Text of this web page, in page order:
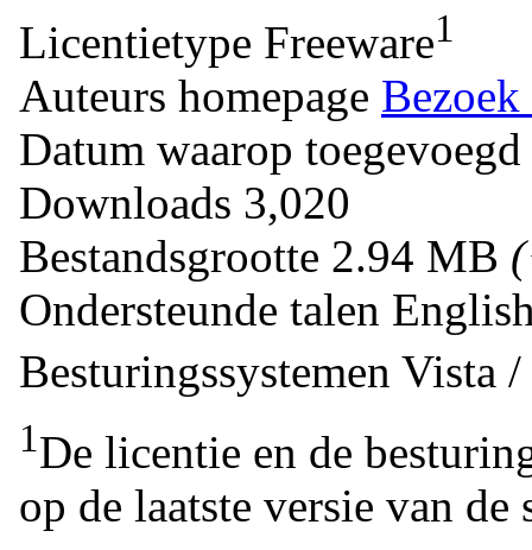
Licentietype Freeware1
Auteurs homepage
Datum waarop toegevoegd
Downloads 3,020
Bestandsgrootte 2.94 MB
Ondersteunde talen
Besturingssystemen Vista
1De licentie en de
op de laatste versie van de